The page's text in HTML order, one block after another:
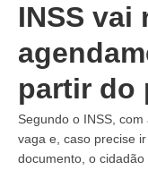
INSS vai
partir do
Segundo o INSS,
vaga e, caso precise
documento, o